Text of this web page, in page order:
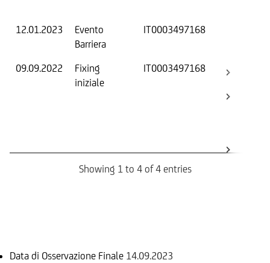
12.01.2023
Evento
Barriera
IT0003497168
09.09.2022
Fixing
iniziale
IT0003497168
Showing 1 to 4 of 4 entries
Data di Osservazione Finale 14.09.2023